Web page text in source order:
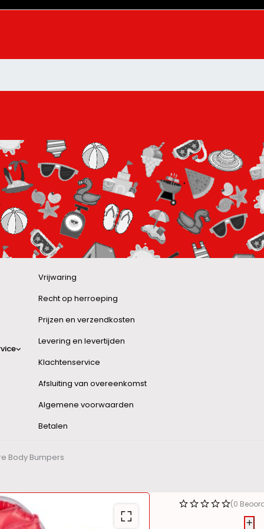
Vrijwaring
Recht op herroeping
Prijzen en verzendkosten
Levering en levertijden
Klachtenservice
Afsluiting van overeenkomst
Algemene voorwaarden
Betalen
Body Bumpers
(0